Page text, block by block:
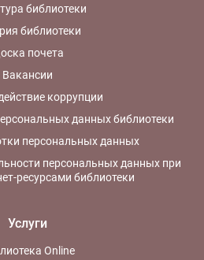
библиотеки
библиотеки
почета
Вакансии
коррупции
данных библиотеки
персональных данных
персональных данных при
ресурсами библиотеки
Услуги
Online